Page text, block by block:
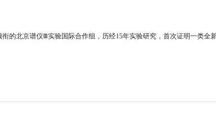
的北京谱仪Ⅲ实验国际合作组，历经15年实验研究，首次证明一类全